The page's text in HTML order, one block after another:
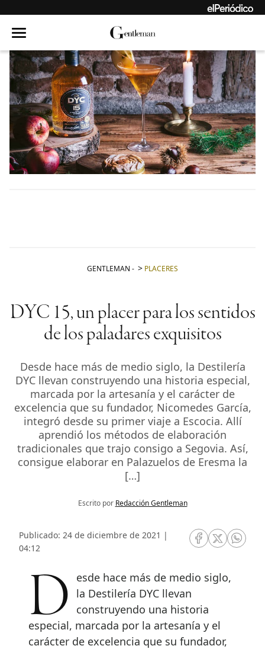
GENTLEMAN - PLACERES
DYC 15, un placer para los sentidos
de los paladares exquisitos
Desde hace más de medio siglo, la Destilería
DYC llevan construyendo una historia especial,
marcada por la artesanía y el carácter de
excelencia que su fundador, Nicomedes García,
integró desde su primer viaje a Escocia. Allí
aprendió los métodos de elaboración
tradicionales que trajo consigo a Segovia. Así,
consigue elaborar en Palazuelos de Eresma la
[…]
Escrito por Redacción Gentleman
Publicado: 24 de diciembre de 2021 |
04:12
RRSS Facebook
RRSSRRSS
Desde hace más de medio siglo,
la Destilería DYC llevan
construyendo una historia
especial, marcada por la artesanía y el
carácter de excelencia que su fundador,